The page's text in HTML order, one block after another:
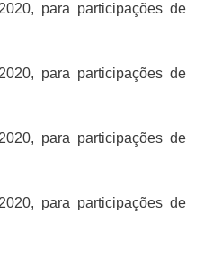
para participações de
para participações de
para participações de
para participações de